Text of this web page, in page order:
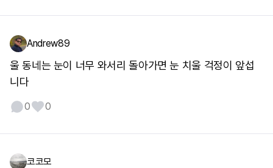
Andrew89
울 동네는 눈이 너무 와서리 돌아가면 눈 치울 걱정이 앞섭
니다
0 0
코코모